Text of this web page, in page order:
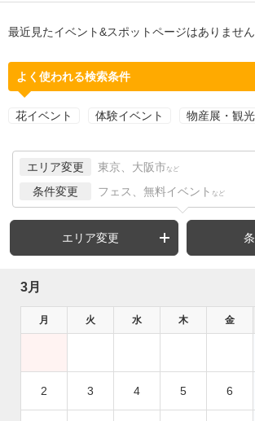
最近見たイベント&スポットページはありません
よく使われる検索条件
花イベント 体験イベント 物産展・観
エリア変更 東京、大阪市 など
条件変更 フェス、無料イベント など
エリア変更
3月
月 火 水 木 金
2 3 4 5 6